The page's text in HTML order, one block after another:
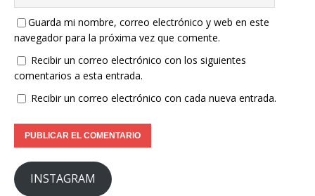
Guarda mi nombre, correo electrónico y web en este
navegador para la próxima vez que comente.
Recibir un correo electrónico con los siguientes
comentarios a esta entrada.
Recibir un correo electrónico con cada nueva entrada.
INSTAGRAM